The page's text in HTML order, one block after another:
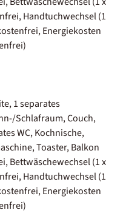
Handtuchwechsel (1
Energiekosten
1 separates
Schlafraum, Couch,
WC, Kochnische,
Toaster, Balkon
Bettwäschewechsel (1 x
Handtuchwechsel (1
Energiekosten